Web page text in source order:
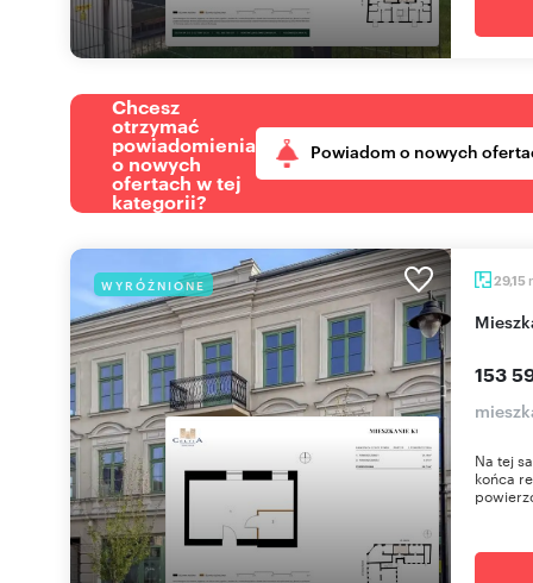
Chcesz
otrzymać
powiadomienia
o nowych
ofertach w tej
kategorii?
Powiadom o nowych
WYRÓŻNIONE 29,15
153
Na tej
końca